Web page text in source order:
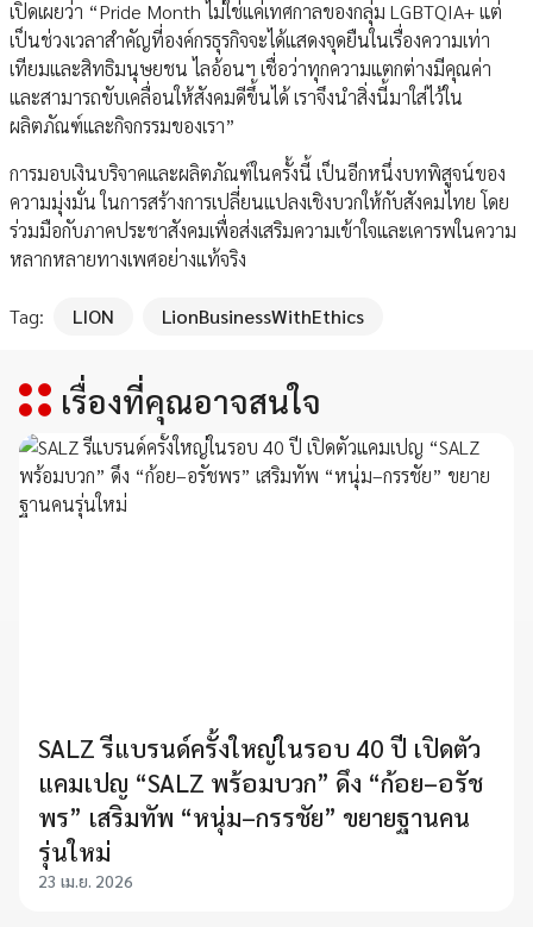
เปิดเผยว่า “Pride Month ไม่ใช่แค่เทศกาลของกลุ่ม LGBTQIA+ แต่
เป็นช่วงเวลาสำคัญที่องค์กรธุรกิจจะได้แสดงจุดยืนในเรื่องความเท่า
เทียมและสิทธิมนุษยชน ไลอ้อนฯ เชื่อว่าทุกความแตกต่างมีคุณค่า
และสามารถขับเคลื่อนให้สังคมดีขึ้นได้ เราจึงนำสิ่งนี้มาใส่ไว้ใน
ผลิตภัณฑ์และกิจกรรมของเรา”
การมอบเงินบริจาคและผลิตภัณฑ์ในครั้งนี้ เป็นอีกหนึ่งบทพิสูจน์ของ
ความมุ่งมั่น ในการสร้างการเปลี่ยนแปลงเชิงบวกให้กับสังคมไทย โดย
ร่วมมือกับภาคประชาสังคมเพื่อส่งเสริมความเข้าใจและเคารพในความ
หลากหลายทางเพศอย่างแท้จริง
Tag: LION LionBusinessWithEthics
เรื่องที่คุณอาจสนใจ
SALZ รีแบรนด์ครั้งใหญ่ในรอบ 40 ปี เปิดตัว
แคมเปญ “SALZ พร้อมบวก” ดึง “ก้อย–อรัช
พร” เสริมทัพ “หนุ่ม–กรรชัย” ขยายฐานคน
รุ่นใหม่
23 เม.ย. 2026